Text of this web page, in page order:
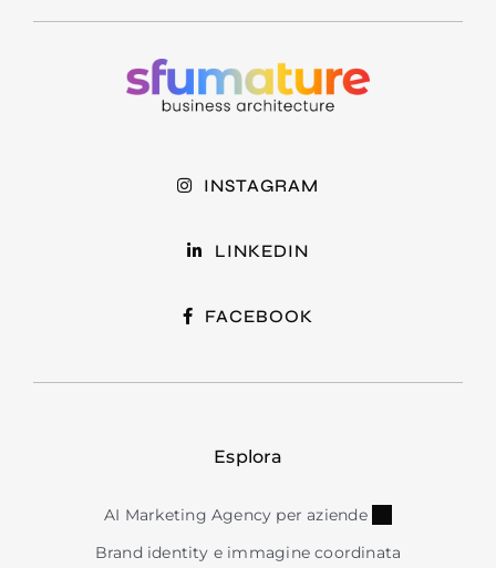
INSTAGRAM
LINKEDIN
FACEBOOK
Esplora
AI Marketing Agency per aziende
Brand identity e immagine coordinata